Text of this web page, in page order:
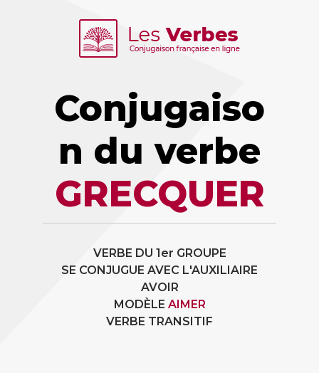
Conjugaiso
n du verbe
GRECQUER
VERBE DU 1er GROUPE
SE CONJUGUE AVEC L'AUXILIAIRE
AVOIR
MODÈLE AIMER
VERBE TRANSITIF